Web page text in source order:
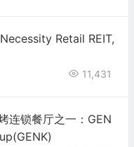
Retail REIT,
11,431
连锁餐厅之一：GEN